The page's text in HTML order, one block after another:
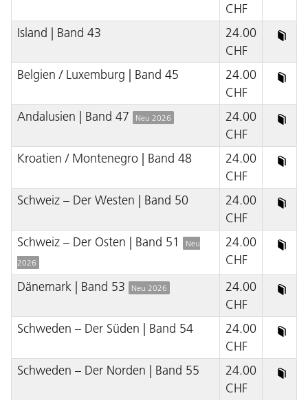
CHF
Island | Band 43
24.00
CHF
Belgien / Luxemburg | Band 45
24.00
CHF
Andalusien | Band 47
Neu 2026
24.00
CHF
Kroatien / Montenegro | Band 48
24.00
CHF
Schweiz – Der Westen | Band 50
24.00
CHF
Schweiz – Der Osten | Band 51
Neu
2026
24.00
CHF
Dänemark | Band 53
Neu 2026
24.00
CHF
Schweden – Der Süden | Band 54
24.00
CHF
Schweden – Der Norden | Band 55
24.00
CHF